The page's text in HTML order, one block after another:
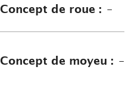
Concept de roue : -
Concept de moyeu : -